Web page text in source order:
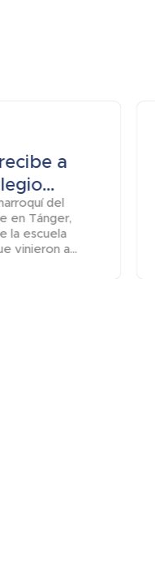
a
del
en Tánger,
la escuela
vinieron a...